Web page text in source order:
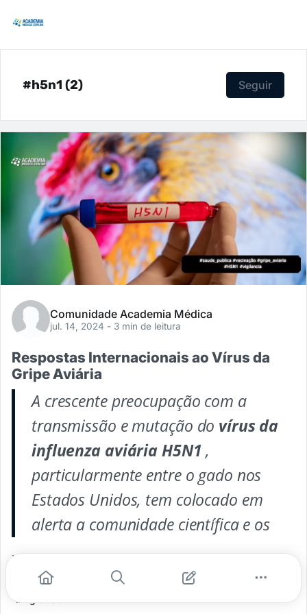
#h5n1 (2) Seguir
Comunidade Academia Médica
jul. 14, 2024 - 3 min de leitura
Respostas Internacionais ao Vírus da
Gripe Aviária
A crescente preocupação com a
transmissão e mutação do vírus da
influenza aviáriaH5N1,
particularmente entre o gado nos
Estados Unidos, tem colocado em
alerta a comunidade científica e os
...
#saúde pública #vacinacao #gripe aviaria
#h5n1
#vigilancia